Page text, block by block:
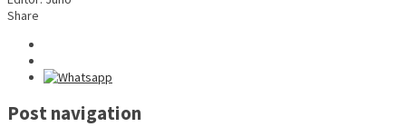
Share
Post navigation